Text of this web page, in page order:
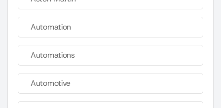
Automation
Automations
Automotive